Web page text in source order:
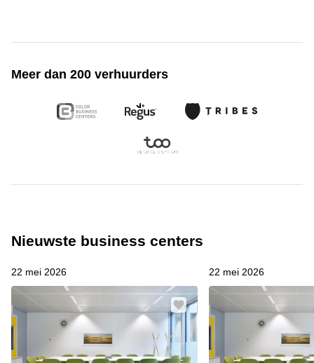
Meer dan 200 verhuurders
Nieuwste business centers
22 mei 2026 22 mei 2026